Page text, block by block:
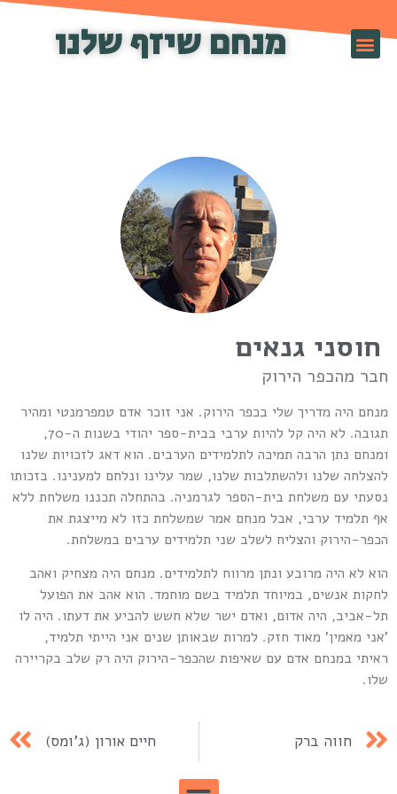
מנחם שיזף שלנו
חוסני גנאים
מהכפר הירוק
היה מדריך שלי בכפר הירוק. אני זוכר אדם טמפרמנטי ומהיר
תגובה. לא היה קל להיות ערבי בבית-ספר יהודי בשנות ה-70,
נתן הרבה תמיכה לתלמידים הערבים. הוא דאג לזכויות שלנו
שלנו ולהשתלבות שלנו, שמר עלינו ונלחם למענינו. בזכותו
עם משלחת בית-הספר לגרמניה. בהתחלה תכננו משלחת ללא
תלמיד ערבי, אבל מנחם אמר שמשלחת כזו לא מייצגת את
הירוק והצליח לשלב שני תלמידים ערבים במשלחת.
לא היה מרובע ונתן מרווח לתלמידים. מנחם היה מצחיק ואהב
אנשים, במיוחד תלמיד בשם מוחמד. הוא אהב את הפועל
אביב, היה אדום, ואדם ישר שלא חשש להביע את דעתו. היה לו
מאמין' מאוד חזק. למרות שבאותן שנים אני הייתי תלמיד,
במנחם אדם עם שאיפות שהכפר-הירוק היה רק שלב בקריירה
חווה ברק חיים אורון (ג'ומס)